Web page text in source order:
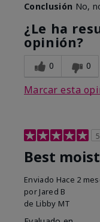
Conclusión No,
¿Le ha
opinión?
0 0
Marcar esta
5
Best
Enviado Hace 2
por Jared B
de Libby MT